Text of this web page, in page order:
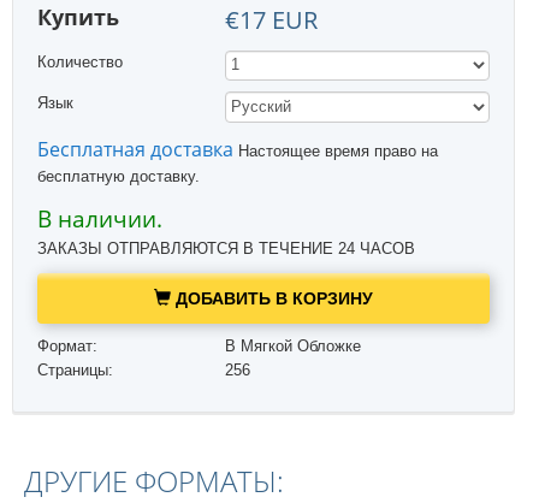
Купить €17 EUR
Количество
Язык
Бесплатная доставка Настоящее время право на
бесплатную доставку.
В наличии.
ЗАКАЗЫ ОТПРАВЛЯЮТСЯ В ТЕЧЕНИЕ 24 ЧАСОВ
ДОБАВИТЬ В КОРЗИНУ
Формат:
В Мягкой Обложке
Страницы:
256
ДРУГИЕ ФОРМАТЫ: